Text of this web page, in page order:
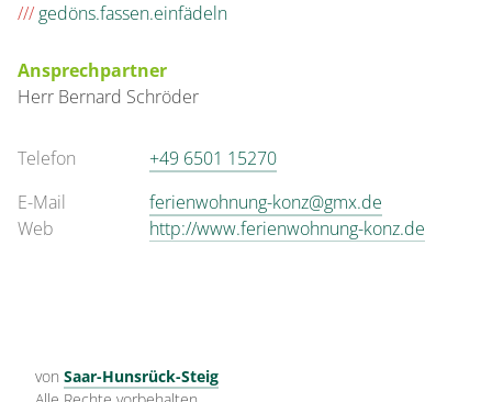
/// gedöns.fassen.einfädeln
Ansprechpartner
Herr Bernard Schröder
Telefon
+49 6501 15270
E-Mail
ferienwohnung-konz@gmx.de
Web
http://www.ferienwohnung-konz.de
von Saar-Hunsrück-Steig